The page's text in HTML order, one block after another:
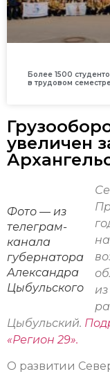
Более 1500
в трудовом
увеличен
Фото — из
телеграм-
канала
губернатора
Александра
Цыбульского
Цыбульский.
«Регион 29».
О развитии